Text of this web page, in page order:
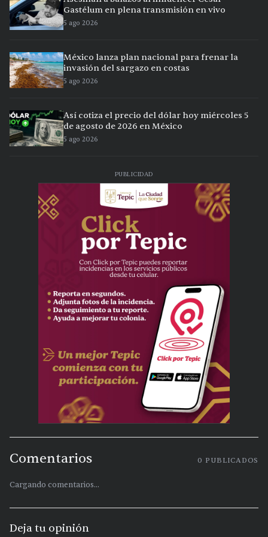
Gastélum en plena transmisión en vivo
5 ago 2026
México lanza plan nacional para frenar la
invasión del sargazo en costas
5 ago 2026
Así cotiza el precio del dólar hoy miércoles 5
de agosto de 2026 en México
5 ago 2026
PUBLICIDAD
Comentarios 0 PUBLICADOS
Cargando comentarios...
Deja tu opinión